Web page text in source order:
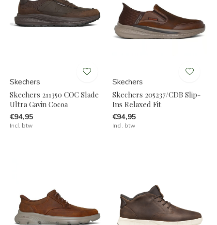
Skechers
Skechers 211350 COC Slade
Ultra Gavin Cocoa
€94,95
Incl. btw
Skechers
Skechers 205237/CDB Slip-
Ins Relaxed Fit
€94,95
Incl. btw